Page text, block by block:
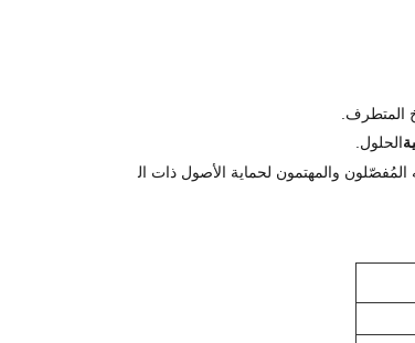
المتطرف.
الحلول.
المُفصّلون والمهتمون لحماية الأصول ذات ال